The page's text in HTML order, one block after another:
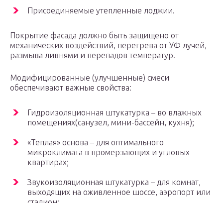
Присоединяемые утепленные лоджии.
Покрытие фасада должно быть защищено от
механических воздействий, перегрева от УФ лучей,
размыва ливнями и перепадов температур.
Модифицированные (улучшенные) смеси
обеспечивают важные свойства:
Гидроизоляционная штукатурка – во влажных
помещениях(санузел, мини-бассейн, кухня);
«Теплая» основа – для оптимального
микроклимата в промерзающих и угловых
квартирах;
Звукоизоляционная штукатурка – для комнат,
выходящих на оживленное шоссе, аэропорт или